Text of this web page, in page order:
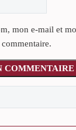
mon e-mail et
COMMENTAIRE